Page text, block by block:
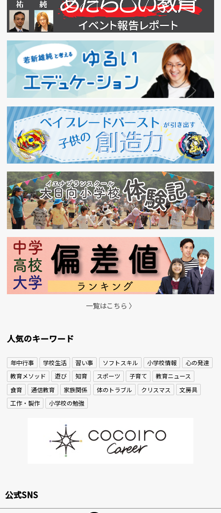
一覧はこちら 〉
人気のキーワード
年中行事 学校生活 習い事 ソフトスキル 小学校情報
心の発達
教育メソッド
遊び 知育 スポーツ 子育て
教育ニュース
食育
通信教育 家族関係 体のトラブル クリスマス
文房具
工作・製作
小学校の勉強
公式SNS